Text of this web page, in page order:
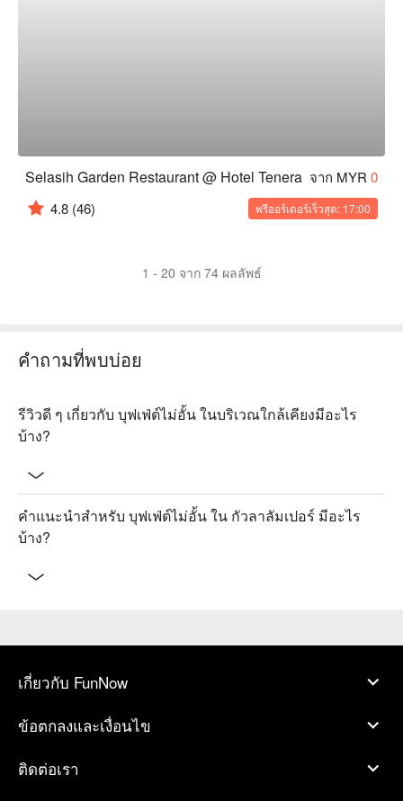
Selasih Garden Restaurant @ Hotel Tenera จาก MYR 0
4.8 (46) พรีออร์เดอร์เร็วสุด: 17:00
1 - 20 จาก 74 ผลลัพธ์
คำถามที่พบบ่อย
รีวิวดี ๆ เกี่ยวกับ บุฟเฟ่ต์ไม่อั้น ในบริเวณใกล้เคียงมีอะไร
บ้าง?
คำแนะนำสำหรับ บุฟเฟ่ต์ไม่อั้น ใน กัวลาลัมเปอร์ มีอะไร
บ้าง?
เกี่ยวกับ FunNow
ข้อตกลงและเงื่อนไข
ติดต่อเรา